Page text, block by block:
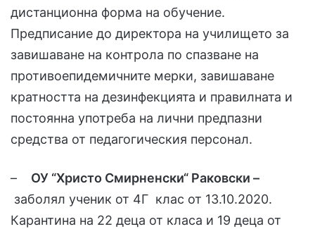
дистанционна форма на обучение.
Предписание до директора на училището за
завишаване на контрола по спазване на
противоепидемичните мерки, завишаване
кратността на дезинфекцията и правилната и
постоянна употреба на лични предпазни
средства от педагогическия персонал.
– ОУ “Христо Смирненски“ Раковски –
заболял ученик от 4Г клас от 13.10.2020.
Карантина на 22 деца от класа и 19 деца от